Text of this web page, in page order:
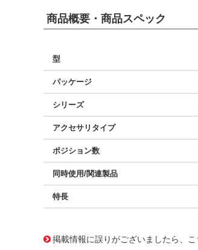
商品概要・商品スペック
型
パッケージ
シリーズ
アクセサリタイプ
ポジション数
同時使用/関連製品
特長
掲載情報に誤りがございましたら、